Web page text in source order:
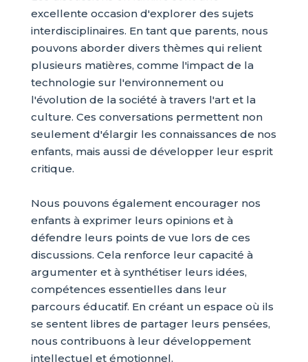
excellente occasion d'explorer des sujets
interdisciplinaires. En tant que parents, nous
pouvons aborder divers thèmes qui relient
plusieurs matières, comme l'impact de la
technologie sur l'environnement ou
l'évolution de la société à travers l'art et la
culture. Ces conversations permettent non
seulement d'élargir les connaissances de nos
enfants, mais aussi de développer leur esprit
critique.
Nous pouvons également encourager nos
enfants à exprimer leurs opinions et à
défendre leurs points de vue lors de ces
discussions. Cela renforce leur capacité à
argumenter et à synthétiser leurs idées,
compétences essentielles dans leur
parcours éducatif. En créant un espace où ils
se sentent libres de partager leurs pensées,
nous contribuons à leur développement
intellectuel et émotionnel.